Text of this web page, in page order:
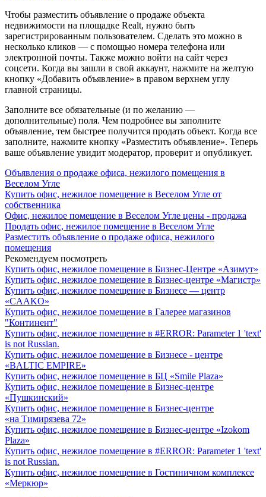
Чтобы разместить объявление о продаже объекта
недвижимости на площадке Realt, нужно быть
зарегистрированным пользователем. Сделать это можно в
несколько кликов — с помощью номера телефона или
электронной почты. Также можно войти на сайт через
соцсети. Когда вы зашли в свой аккаунт, нажмите на желтую
кнопку «Добавить объявление» в правом верхнем углу
главной страницы.
Заполните все обязательные (и по желанию —
дополнительные) поля. Чем подробнее вы заполните
объявление, тем быстрее получится продать объект. Когда все
заполните, нажмите кнопку «Разместить объявление». Теперь
ваше объявление увидит модератор, проверит и опубликует.
Объявления о продаже офиса, нежилого помещения в
Веселом Угле
Купить офис, нежилое помещение в Веселом Угле от
собственника
Офис, нежилое помещение в Веселом Угле цены - продажа
Продать офис, нежилое помещение в Веселом Угле
Разместить объявление о продаже офиса, нежилого
помещения
Рекомендуем посмотреть
Купить офис, нежилое помещение в Бизнес-Центре «Азимут»
Купить офис, нежилое помещение в Бизнес-центре «Магистр»
Купить офис, нежилое помещение в Бизнесе — центр
«CAAKO»
Купить офис, нежилое помещение в Галерее магазинов
"Континент"
Купить офис, нежилое помещение в #ERROR: Parameter 1 'text'
is not Russian.
Купить офис, нежилое помещение в Бизнесе - центре
«BALTIC EMPIRE»
Купить офис, нежилое помещение в БЦ «Smile Plaza»
Купить офис, нежилое помещение в Бизнес-центре
«Пушкинский»
Купить офис, нежилое помещение в Бизнес-центре
«на Тимирязева 72»
Купить офис, нежилое помещение в Бизнес-центре «Izokom
Plaza»
Купить офис, нежилое помещение в #ERROR: Parameter 1 'text'
is not Russian.
Купить офис, нежилое помещение в Гостиничном комплексе
«Меркюр»